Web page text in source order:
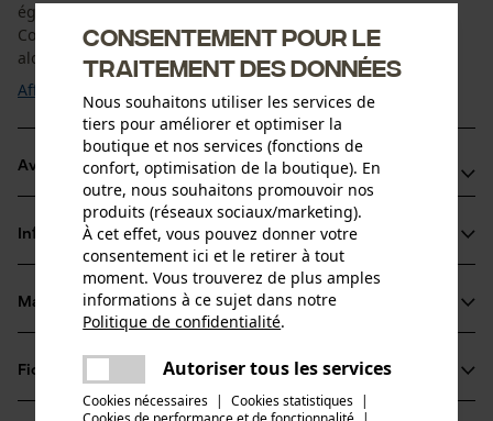
également l'humidité et isole la chaleur du corps.
Concrètement, cela signifie que même si vous transpirez
alors qu'il fait froid, vous n'aurez pas froid ! Le ...
Afficher plus
Avantages du produit
Col montant à maille doublée pour protéger le cou
Dos plus long pour une protection parfaite lors des
mouvements actifs
Veste d'extérieur anti-odeurs en mérinos
Informations sur le produit
Détails du produit
Type de manche
manches longues
Matériau & entretien
Matériau
Fiches techniques
Fiche de données de sécurité du produit (PDF)
Consentement pour le
traitement des données
Nous souhaitons utiliser les services de
tiers pour améliorer et optimiser la
boutique et nos services (fonctions de
confort, optimisation de la boutique). En
outre, nous souhaitons promouvoir nos
produits (réseaux sociaux/marketing).
À cet effet, vous pouvez donner votre
consentement ici et le retirer à tout
moment. Vous trouverez de plus amples
informations à ce sujet dans notre
Politique de confidentialité.
Autoriser tous les services
Cookies nécessaires | Cookies statistiques |
Une erreur s'est produite. Veuillez
essayer encore.
partager
partager